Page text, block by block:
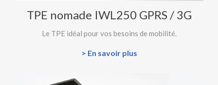
TPE nomade IWL250 GPRS / 3G
Le TPE idéal pour vos besoins de mobilité.
> En savoir plus